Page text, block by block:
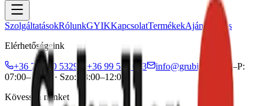
SzolgáltatásokRólunkGYIKKapcsolatTermékekAjánlatkérés
Elérhetőségeink
+36 70 450 5329 +36 99 531 023 info@grubits.hu
H–P:
07:00–16:00 · Szo: 08:00–12:00
Kövessen minket